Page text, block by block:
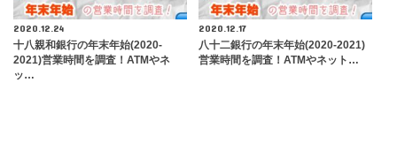
2020.12.24
十八親和銀行の年末年始(2020-
2021)営業時間を調査！ATMやネ
ッ…
2020.12.17
八十二銀行の年末年始(2020-2021)
営業時間を調査！ATMやネット…